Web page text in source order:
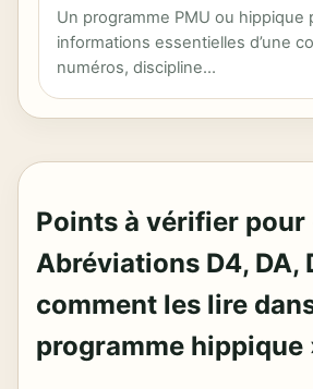
Un programme PMU ou hippique
informations essentielles d’une
numéros, discipline…
Points à vérifier pour
Abréviations D4, DA,
comment les lire
programme hippique